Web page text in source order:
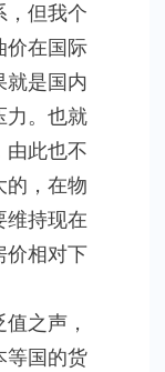
，但我个
价在国际
就是国内
力。也就
由此也不
的，在物
维持现在
价相对下
之声，
等国的货